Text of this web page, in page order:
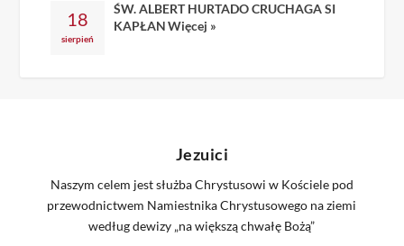
18
sierpień
ŚW. ALBERT HURTADO CRUCHAGA SI
KAPŁAN Więcej »
Jezuici
Naszym celem jest służba Chrystusowi w Kościele pod
przewodnictwem Namiestnika Chrystusowego na ziemi
według dewizy „na większą chwałę Bożą”